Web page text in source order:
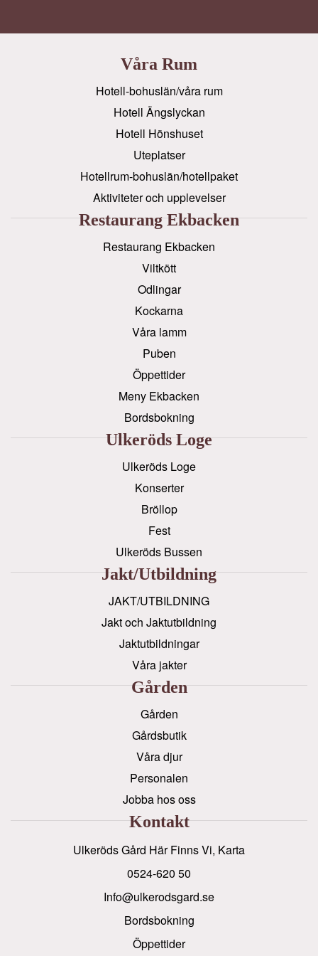
Våra Rum
Hotell-bohuslän/våra rum
Hotell Ängslyckan
Hotell Hönshuset
Uteplatser
Hotellrum-bohuslän/hotellpaket
Aktiviteter och upplevelser
Restaurang Ekbacken
Restaurang Ekbacken
Viltkött
Odlingar
Kockarna
Våra lamm
Puben
Öppettider
Meny Ekbacken
Bordsbokning
Ulkeröds Loge
Ulkeröds Loge
Konserter
Bröllop
Fest
Ulkeröds Bussen
Jakt/utbildning
JAKT/UTBILDNING
Jakt och Jaktutbildning
Jaktutbildningar
Våra jakter
Gården
Gården
Gårdsbutik
Våra djur
Personalen
Jobba hos oss
Kontakt
Ulkeröds Gård Här Finns Vi, Karta
0524-620 50
info@ulkerodsgard.se
Bordsbokning
Öppettider